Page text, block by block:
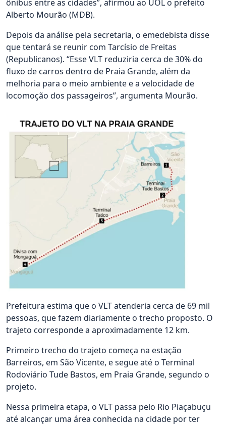
ônibus entre as cidades”, afirmou ao UOL o prefeito
Alberto Mourão (MDB).
Depois da análise pela secretaria, o emedebista disse
que tentará se reunir com Tarcísio de Freitas
(Republicanos). “Esse VLT reduziria cerca de 30% do
fluxo de carros dentro de Praia Grande, além da
melhoria para o meio ambiente e a velocidade de
locomoção dos passageiros”, argumenta Mourão.
Prefeitura estima que o VLT atenderia cerca de 69 mil
pessoas, que fazem diariamente o trecho proposto. O
trajeto corresponde a aproximadamente 12 km.
Primeiro trecho do trajeto começa na estação
Barreiros, em São Vicente, e segue até o Terminal
Rodoviário Tude Bastos, em Praia Grande, segundo o
projeto.
Nessa primeira etapa, o VLT passa pelo Rio Piaçabuçu
até alcançar uma área conhecida na cidade por ter